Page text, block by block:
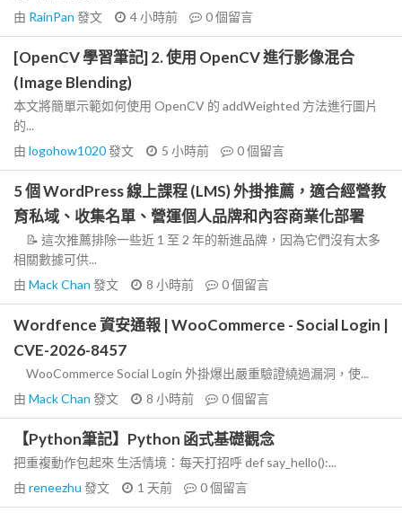
由 RainPan 發文 4 小時前 0個留言
[OpenCV 學習筆記] 2. 使用 OpenCV 進行影像混合
(Image Blending)
本文將簡單示範如何使用 OpenCV 的 addWeighted 方法進行圖片
的...
由 logohow1020發文 5 小時前 0個留言
5 個 WordPress 線上課程 (LMS) 外掛推薦，適合經營教
育私域、收集名單、營運個人品牌和內容商業化部署
📝 這次推薦排除一些近 1 至 2 年的新進品牌，因為它們沒有太多
相關數據可供...
由 Mack Chan 發文 8 小時前 0個留言
Wordfence 資安通報 | WooCommerce - Social Login |
CVE-2026-8457
WooCommerce Social Login 外掛爆出嚴重驗證繞過漏洞，使...
由 Mack Chan 發文 8 小時前 0個留言
【Python筆記】Python 函式基礎觀念
把重複動作包起來 生活情境：每天打招呼 def say_hello():...
由 reneezhu 發文 1 天前 0個留言